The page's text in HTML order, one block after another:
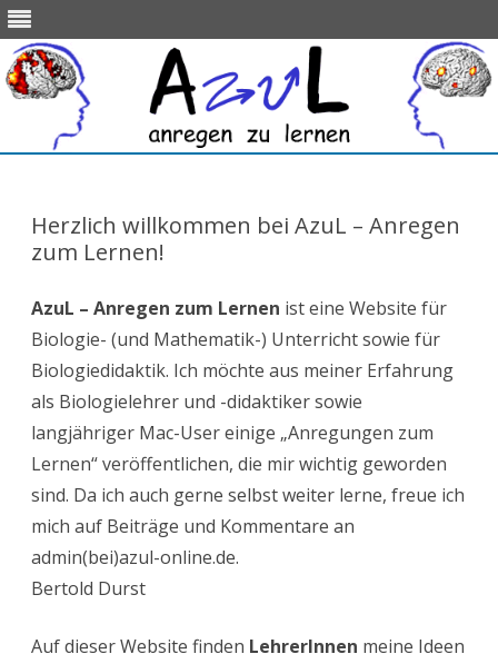
Herzlich willkommen bei AzuL – Anregen
zum Lernen!
AzuL – Anregen zum Lernen ist eine Website für
Biologie- (und Mathematik-) Unterricht sowie für
Biologiedidaktik. Ich möchte aus meiner Erfahrung
als Biologielehrer und -didaktiker sowie
langjähriger Mac-User einige „Anregungen zum
Lernen“ veröffentlichen, die mir wichtig geworden
sind. Da ich auch gerne selbst weiter lerne, freue ich
mich auf Beiträge und Kommentare an
admin(bei)azul-online.de.
Bertold Durst
Auf dieser Website finden LehrerInnen meine Ideen